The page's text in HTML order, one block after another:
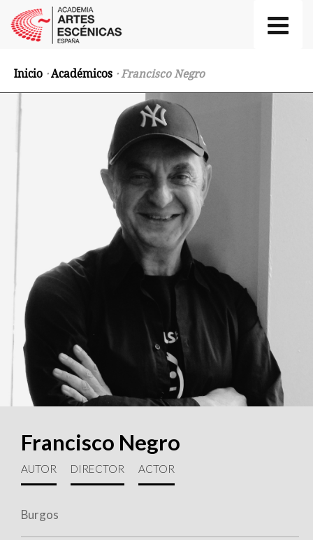
Inicio ·Académicos · Francisco Negro
Francisco Negro
AUTOR DIRECTOR ACTOR
Burgos